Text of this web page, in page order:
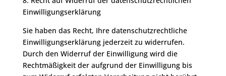
Einwilligungserklärung
Sie haben das Recht, Ihre datenschutzrechtliche
Einwilligungserklärung jederzeit zu widerrufen.
Durch den Widerruf der Einwilligung wird die
Rechtmäßigkeit der aufgrund der Einwilligung bis